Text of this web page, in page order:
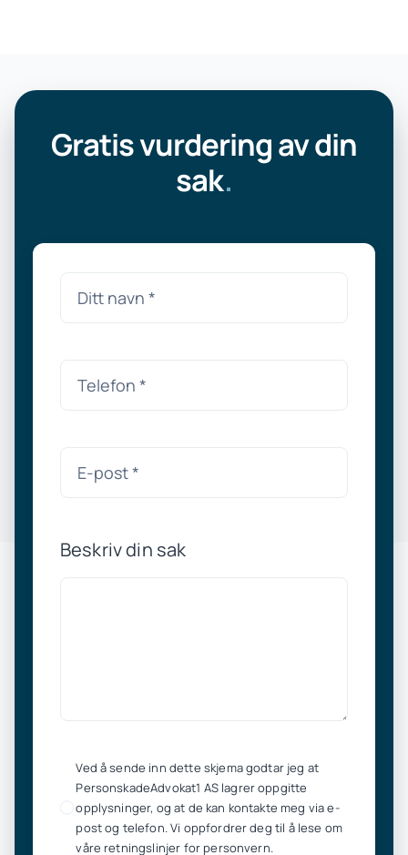
Gratis vurdering av din
sak.
Beskriv din sak
Ved å sende inn dette skjema godtar jeg at
PersonskadeAdvokat1 AS lagrer oppgitte
opplysninger, og at de kan kontakte meg via e-
post og telefon. Vi oppfordrer deg til å lese om
våre retningslinjer for personvern.